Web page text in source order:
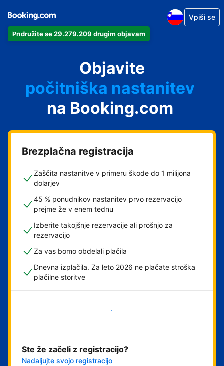
Pridružite se 29.279.209 drugim objavam
Vpiši se
Objavite
svoj apartma
svoj hotel
počitniška nastanitev
svoje gostišče
svoj B&B
na Booking.com
Brezplačna registracija
Zaščita nastanitve v primeru škode do 1 milijona
dolarjev
45 % ponudnikov nastanitev prvo rezervacijo
prejme že v enem tednu
Izberite takojšnje rezervacije ali prošnjo za
rezervacijo
Za vas bomo obdelali plačila
Dnevna izplačila. Za leto 2026 ne plačate stroška
plačilne storitve
Ste že začeli z registracijo?
Nadaljujte svojo registracijo